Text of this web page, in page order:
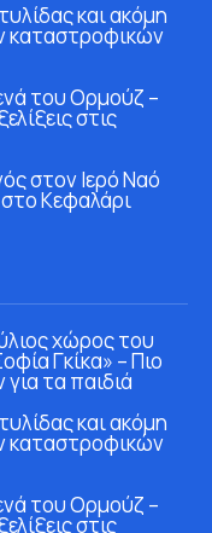
και ακόμη
καταστροφικών
του Ορμούζ –
στις
στον Ιερό Ναό
Κεφαλάρι
χώρος του
Γκίκα» – Πιο
τα παιδιά
και ακόμη
καταστροφικών
του Ορμούζ –
στις